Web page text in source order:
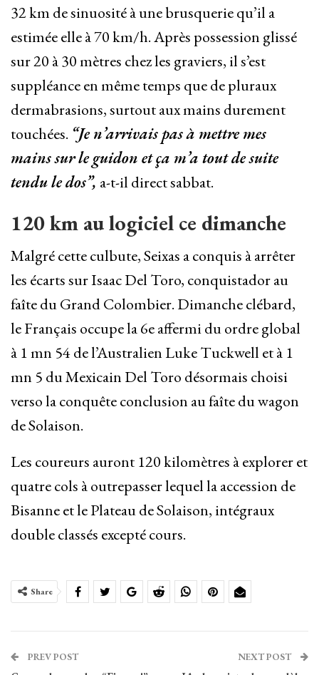
32 km de sinuosité à une brusquerie qu’il a
estimée elle à 70 km/h. Après possession glissé
sur 20 à 30 mètres chez les graviers, il s’est
suppléance en même temps que de pluraux
dermabrasions, surtout aux mains durement
touchées. “Je n’arrivais pas à mettre mes
mains sur le guidon et ça m’a tout de suite
tendu le dos”, a-t-il direct sabbat.
120 km au logiciel ce dimanche
Malgré cette culbute, Seixas a conquis à arrêter
les écarts sur Isaac Del Toro, conquistador au
faîte du Grand Colombier. Dimanche clébard,
le Français occupe la 6e affermi du ordre global
à 1 mn 54 de l’Australien Luke Tuckwell et à 1
mn 5 du Mexicain Del Toro désormais choisi
verso la conquête conclusion au faîte du wagon
de Solaison.
Les coureurs auront 120 kilomètres à explorer et
quatre cols à outrepasser lequel la accession de
Bisanne et le Plateau de Solaison, intégraux
double classés excepté cours.
Share
PREV POST NEXT POST